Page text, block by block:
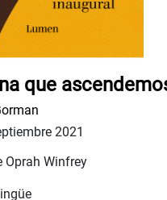
que
2021
Oprah Winfrey